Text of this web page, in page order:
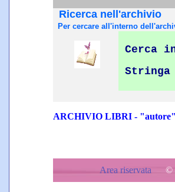
Ricerca nell'archivio
Per cercare all'interno
Cerca
Stringa
ARCHIVIO LIBRI -
Area riservata ©